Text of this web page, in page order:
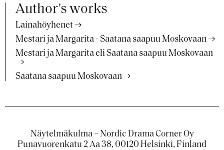
Author's works
Lainahöyhenet
Mestari ja Margarita - Saatana saapuu Moskovaan
Mestari ja Margarita eli Saatana saapuu Moskovaan
Saatana saapuu Moskovaan
Näytelmäkulma – Nordic Drama Corner Oy
Punavuorenkatu 2 Aa 38, 00120 Helsinki, Finland